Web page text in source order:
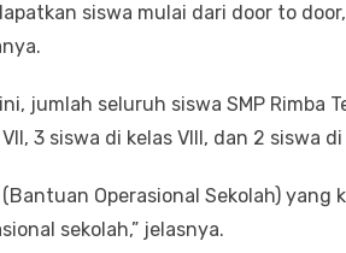
siswa mulai dari door to
jumlah seluruh siswa SMP Rimba
3 siswa di kelas VIII, dan 2 siswa di
(Bantuan Operasional Sekolah)
sekolah,” jelasnya.